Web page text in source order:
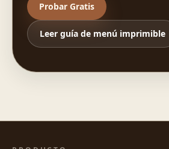
Probar Gratis
Leer guía de menú imprimible